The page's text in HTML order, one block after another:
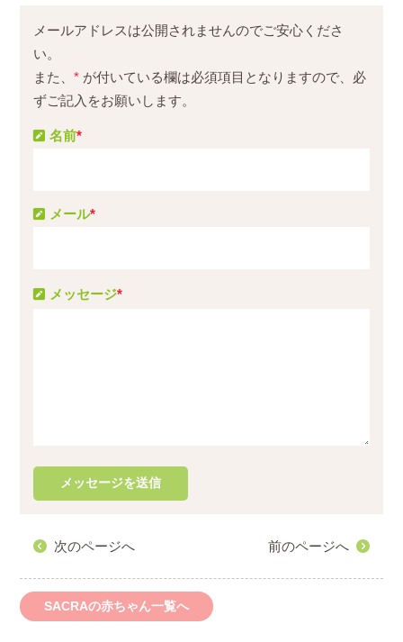
メールアドレスは公開されませんのでご安心くださ
い。
また、* が付いている欄は必須項目となりますので、必
ずご記入をお願いします。
メッセージ*
名前*
メール*
次のページへ 前のページへ
SACRAの赤ちゃん一覧へ